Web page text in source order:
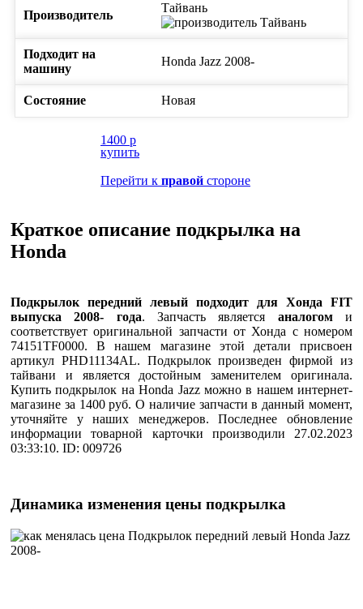
Производитель
Тайвань
Подходит на
машину
Honda Jazz 2008-
Состояние Новая
1400 p
купить
Перейти к правой стороне
Краткое описание подкрылка на
Honda
Подкрылок передний левый подходит для Хонда FIT
выпуска 2008- года. Запчасть является аналогоми
соответствует оригинальной запчасти от Хонда с номером
74151TF0000. В нашем магазине этой детали присвоен
артикул PHD11134AL. Подкрылок произведен фирмой из
тайвани и является достойным заменителем оригинала.
Купить подкрылок на Honda Jazz можно в нашем интернет-
магазине за 1400 руб. О наличие запчасти в данный момент,
уточняйте у наших менеджеров. Последнее обновление
информации товарной карточки производили 27.02.2023
03:33:10. ID: 009726
Динамика изменения цены подкрылка